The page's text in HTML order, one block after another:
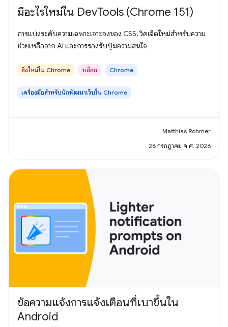
มีอะไรใหม่ใน DevTools (Chrome 151)
การแบ่งระดับความเฉพาะเจาะจงของ CSS, วิดเจ็ตใหม่สำหรับความ
ช่วยเหลือจาก AI และการรองรับปุ่มความสนใจ
สิ่งใหม่ใน Chrome บล็อก Chrome
เครื่องมือสำหรับนักพัฒนาเว็บใน Chrome
Matthias Rohmer
28 กรกฎาคม ค.ศ. 2026
ข้อความแจ้งการแจ้งเตือนที่เบาขึ้นใน
Android